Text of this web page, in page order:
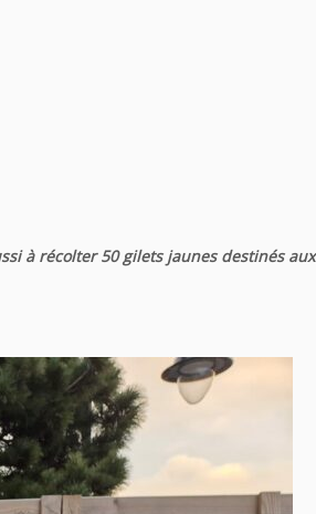
à récolter 50 gilets jaunes destinés aux